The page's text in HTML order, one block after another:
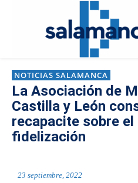
NOTICIAS SALAMANCA
La Asociación de
Castilla y León
recapacite sobre
fidelización
23 septiembre, 2022